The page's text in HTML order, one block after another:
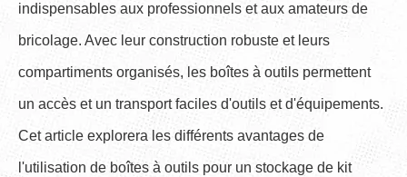
indispensables aux professionnels et aux amateurs de
bricolage. Avec leur construction robuste et leurs
compartiments organisés, les boîtes à outils permettent
un accès et un transport faciles d'outils et d'équipements.
Cet article explorera les différents avantages de
l'utilisation de boîtes à outils pour un stockage de kit